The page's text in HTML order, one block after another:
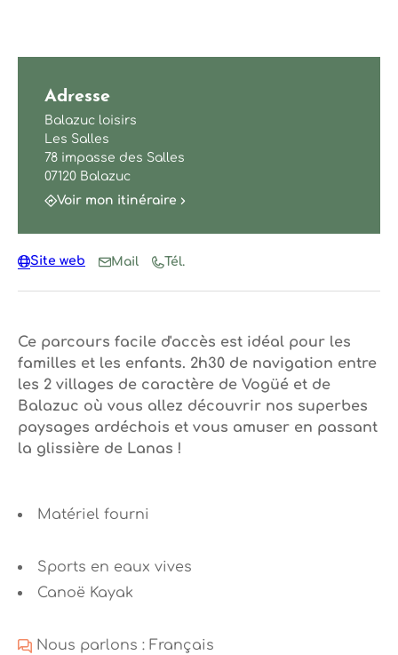
Ce parcours facile d'accès est idéal pour les
familles et les enfants. 2h30 de navigation entre
les 2 villages de caractère de Vogüé et de
Balazuc où vous allez découvrir nos superbes
paysages ardéchois et vous amuser en passant
la glissière de Lanas !
Matériel fourni
Sports en eaux vives
Canoë Kayak
Nous parlons : Français
Adresse
Balazuc loisirs
Les Salles
78 impasse des Salles
07120 Balazuc
Voir mon itinéraire
Site web Mail Tél.